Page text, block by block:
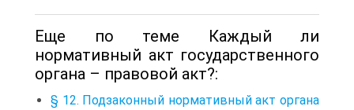
Еще по теме Каждый ли
нормативный акт государственного
органа – правовой акт?:
§ 12. Подзаконный нормативный акт органа